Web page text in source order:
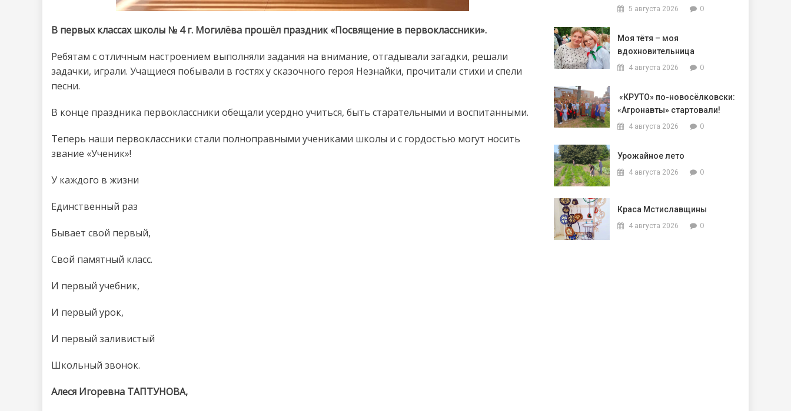
В первых классах школы № 4 г. Могилёва прошёл праздник «Посвящение в первоклассники».
Ребятам с отличным настроением выполняли задания на внимание, отгадывали загадки, решали
задачки, играли. Учащиеся побывали в гостях у сказочного героя Незнайки, прочитали стихи и спели
песни.
В конце праздника первоклассники обещали усердно учиться, быть старательными и воспитанными.
Теперь наши первоклассники стали полноправными учениками школы и с гордостью могут носить
звание «Ученик»!
У каждого в жизни
Единственный раз
Бывает свой первый,
Свой памятный класс.
И первый учебник,
И первый урок,
И первый заливистый
Школьный звонок.
Алеся Игоревна ТАПТУНОВА,
5 августа 2026 0
Моя тётя – моя
вдохновительница
4 августа 2026 0
«КРУТО» по-новосёлковски:
«Агронавты» стартовали!
4 августа 2026 0
Урожайное лето
4 августа 2026 0
Краса Мстиславщины
4 августа 2026 0